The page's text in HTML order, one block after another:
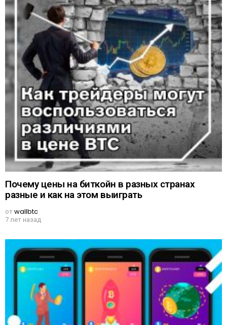
Почему цены на биткойн в разных странах
разные и как на этом выиграть
отwallbtc
7 лет назад